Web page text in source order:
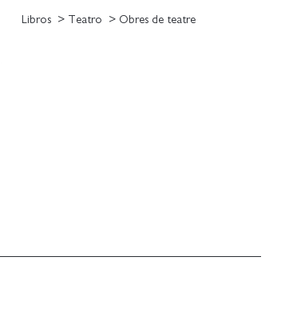
Libros Teatro Obres de teatre